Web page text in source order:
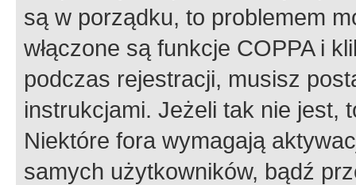
są w porządku, to problemem
włączone są funkcje COPPA i
podczas rejestracji, musisz
instrukcjami. Jeżeli tak nie jest,
Niektóre fora wymagają
samych użytkowników, bądź